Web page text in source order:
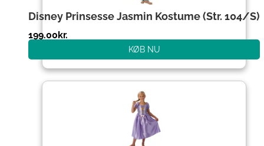
Disney Prinsesse Jasmin Kostume (Str. 104/S)
199.00kr.
KØB NU